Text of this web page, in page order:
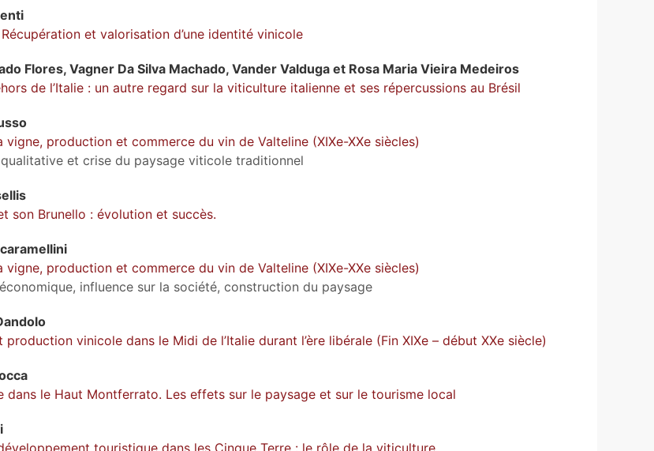
et valorisation d’une identité vinicole
Flores, Vagner Da Silva Machado, Vander Valduga et Rosa Maria Vieira Medeiros
de l’Italie : un autre regard sur la viticulture italienne et ses répercussions au Brésil
vigne, production et commerce du vin de Valteline (XIXe-XXe siècles)
et crise du paysage viticole traditionnel
son Brunello : évolution et succès.
vigne, production et commerce du vin de Valteline (XIXe-XXe siècles)
influence sur la société, construction du paysage
vinicole dans le Midi de l’Italie durant l’ère libérale (Fin XIXe – début XXe siècle)
dans le Haut Montferrato. Les effets sur le paysage et sur le tourisme local
touristique dans les Cinque Terre : le rôle de la viticulture